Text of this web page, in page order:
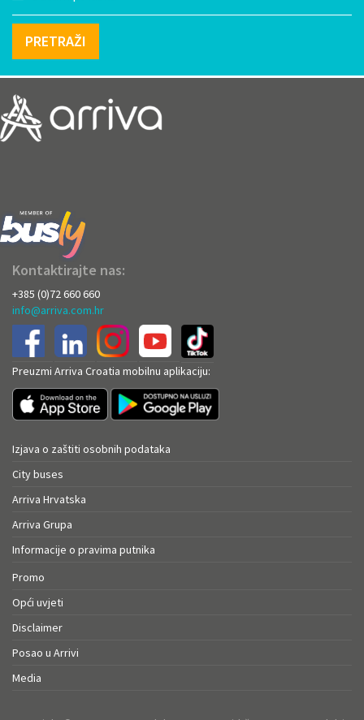
PRETRAŽI
Kontaktirajte nas:
+385 (0)72 660 660
info@arriva.com.hr
Preuzmi Arriva Croatia mobilnu aplikaciju:
Izjava o zaštiti osobnih podataka
City buses
Arriva Hrvatska
Arriva Grupa
Informacije o pravima putnika
Promo
Opći uvjeti
Disclaimer
Posao u Arrivi
Media